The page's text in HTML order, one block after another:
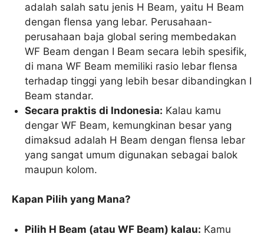
adalah salah satu jenis H Beam, yaitu H Beam
dengan flensa yang lebar. Perusahaan-
perusahaan baja global sering membedakan
WF Beam dengan I Beam secara lebih spesifik,
di mana WF Beam memiliki rasio lebar flensa
terhadap tinggi yang lebih besar dibandingkan I
Beam standar.
Secara praktis di Indonesia: Kalau kamu
dengar WF Beam, kemungkinan besar yang
dimaksud adalah H Beam dengan flensa lebar
yang sangat umum digunakan sebagai balok
maupun kolom.
Kapan Pilih yang Mana?
Pilih H Beam (atau WF Beam) kalau: Kamu